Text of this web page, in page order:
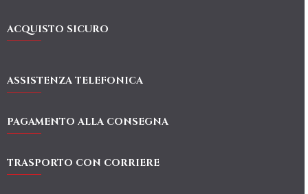
ACQUISTO SICURO
ASSISTENZA TELEFONICA
PAGAMENTO ALLA CONSEGNA
TRASPORTO CON CORRIERE